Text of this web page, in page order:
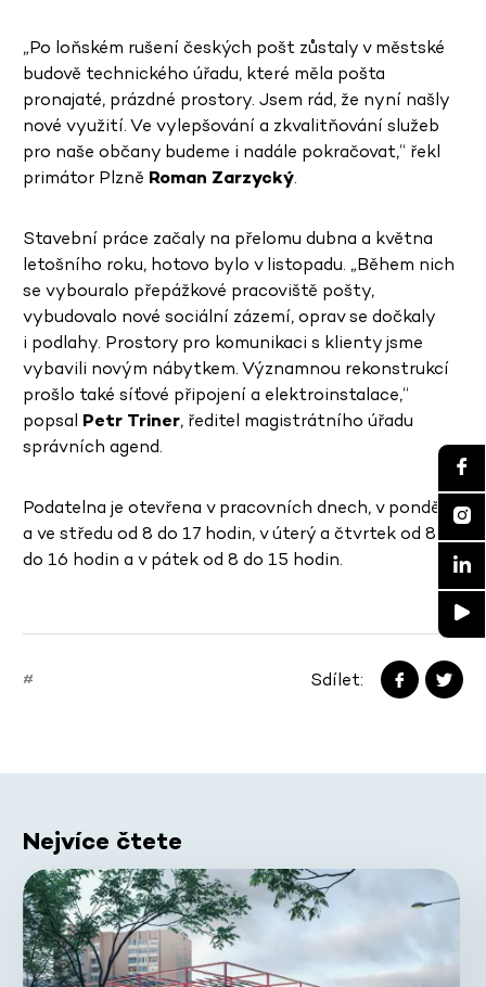
„Po loňském rušení českých pošt zůstaly v městské
budově technického úřadu, které měla pošta
pronajaté, prázdné prostory. Jsem rád, že nyní našly
nové využití. Ve vylepšování a zkvalitňování služeb
pro naše občany budeme i nadále pokračovat,“ řekl
primátor Plzně Roman Zarzycký.
Stavební práce začaly na přelomu dubna a května
letošního roku, hotovo bylo v listopadu. „Během nich
se vybouralo přepážkové pracoviště pošty,
vybudovalo nové sociální zázemí, oprav se dočkaly
i podlahy. Prostory pro komunikaci s klienty jsme
vybavili novým nábytkem. Významnou rekonstrukcí
prošlo také síťové připojení a elektroinstalace,“
popsal Petr Triner, ředitel magistrátního úřadu
správních agend.
Podatelna je otevřena v pracovních dnech, v pondělí
a ve středu od 8 do 17 hodin, v úterý a čtvrtek od 8
do 16 hodin a v pátek od 8 do 15 hodin.
# Sdílet:
Nejvíce čtete